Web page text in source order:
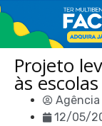
Projeto
às escolas
Agência
12/05/